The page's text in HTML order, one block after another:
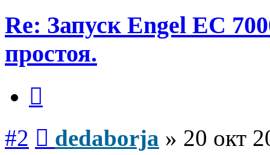
Re: Запуск Engel EC
простоя.
#2 dedaborja » 20 окт